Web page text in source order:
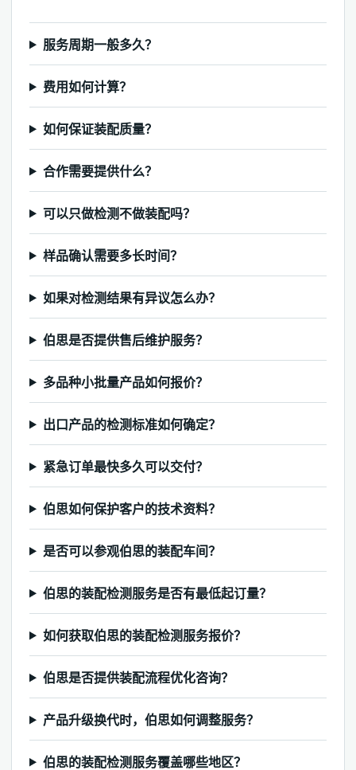
服务周期一般多久？
费用如何计算？
如何保证装配质量？
合作需要提供什么？
可以只做检测不做装配吗？
样品确认需要多长时间？
如果对检测结果有异议怎么办？
伯思是否提供售后维护服务？
多品种小批量产品如何报价？
出口产品的检测标准如何确定？
紧急订单最快多久可以交付？
伯思如何保护客户的技术资料？
是否可以参观伯思的装配车间？
伯思的装配检测服务是否有最低起订量？
如何获取伯思的装配检测服务报价？
伯思是否提供装配流程优化咨询？
产品升级换代时，伯思如何调整服务？
伯思的装配检测服务覆盖哪些地区？